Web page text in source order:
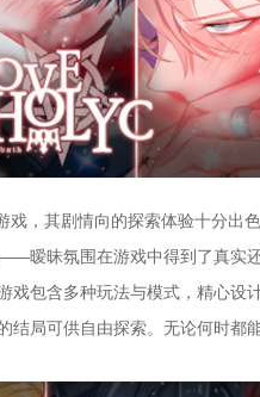
戏，其剧情向的探索体验十分出
暧昧氛围在游戏中得到了真实
戏包含多种玩法与模式，精心设
结局可供自由探索。无论何时都